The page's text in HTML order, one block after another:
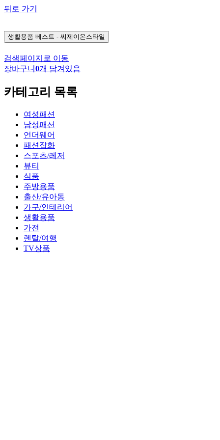
뒤로 가기
생활용품 베스트 - 씨제이온스타일
검색페이지로 이동
장바구니 0개 담겨있음
카테고리 목록
여성패션
남성패션
언더웨어
패션잡화
스포츠/레저
뷰티
식품
주방용품
출산/유아동
가구/인테리어
생활용품
가전
렌탈/여행
TV상품